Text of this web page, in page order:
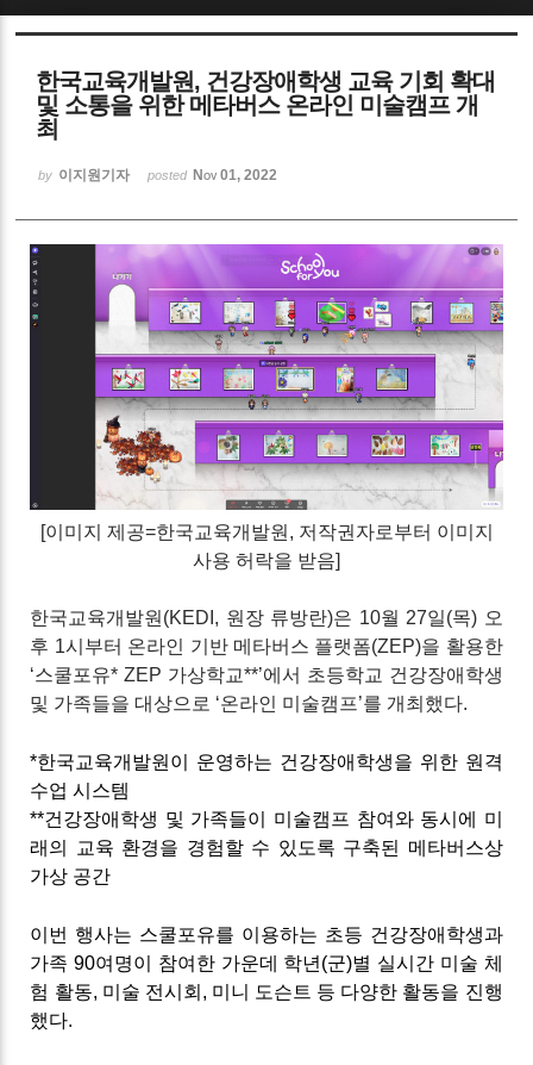
한국교육개발원, 건강장애학생 교육 기회 확대
및 소통을 위한 메타버스 온라인 미술캠프 개
최
by 이지원기자 posted Nov 01, 2022
[이미지 제공=한국교육개발원 , 저작권자로부터 이미지
사용 허락을 받음]
한국교육개발원(KEDI, 원장 류방란)은 10월 27일(목) 오
후 1시부터 온라인 기반 메타버스 플랫폼(ZEP)을 활용한
‘스쿨포유* ZEP 가상학교**’에서 초등학교 건강장애학생
및 가족들을 대상으로 ‘온라인 미술캠프’를 개최했다.
*한국교육개발원이 운영하는 건강장애학생을 위한 원격
수업 시스템
**건강장애학생 및 가족들이 미술캠프 참여와 동시에 미
래의 교육 환경을 경험할 수 있도록 구축된 메타버스상
가상 공간
이번 행사는 스쿨포유를 이용하는 초등 건강장애학생과
가족 90여명이 참여한 가운데 학년(군)별 실시간 미술 체
험 활동, 미술 전시회, 미니 도슨트 등 다양한 활동을 진행
했다.
Sketchbook5, 스케치북5
Sketchbook5, 스케치북5